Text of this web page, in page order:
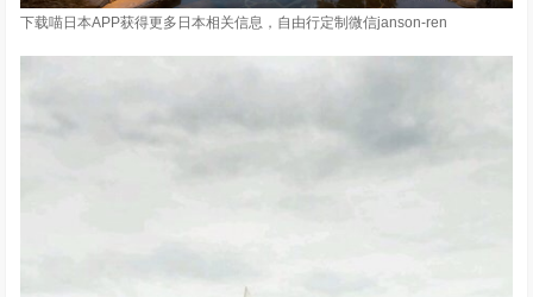
下载喵日本APP获得更多日本相关信息，自由行定制微信janson-ren